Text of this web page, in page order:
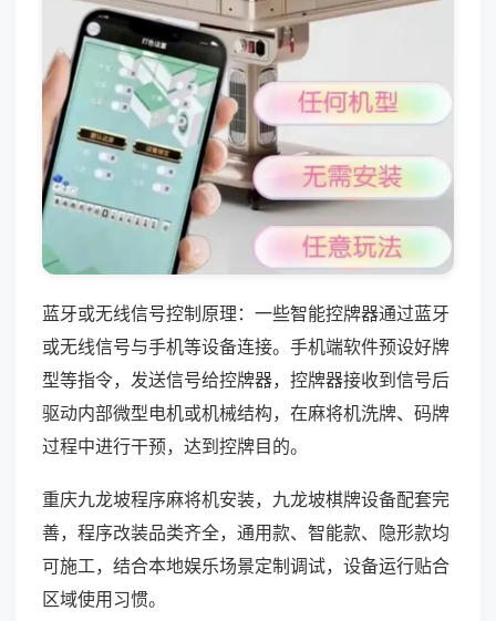
蓝牙或无线信号控制原理：一些智能控牌器通过蓝牙
或无线信号与手机等设备连接。手机端软件预设好牌
型等指令，发送信号给控牌器，控牌器接收到信号后
驱动内部微型电机或机械结构，在麻将机洗牌、码牌
过程中进行干预，达到控牌目的。
重庆九龙坡程序麻将机安装，九龙坡棋牌设备配套完
善，程序改装品类齐全，通用款、智能款、隐形款均
可施工，结合本地娱乐场景定制调试，设备运行贴合
区域使用习惯。